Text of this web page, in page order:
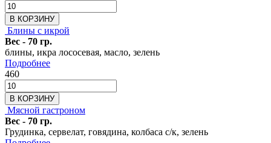
В КОРЗИНУ
Блины с икрой
Вес - 70 гр.
блины, икра лососевая, масло, зелень
Подробнее
460
В КОРЗИНУ
Мясной гастроном
Вес - 70 гр.
Грудинка, сервелат, говядина, колбаса с/к, зелень